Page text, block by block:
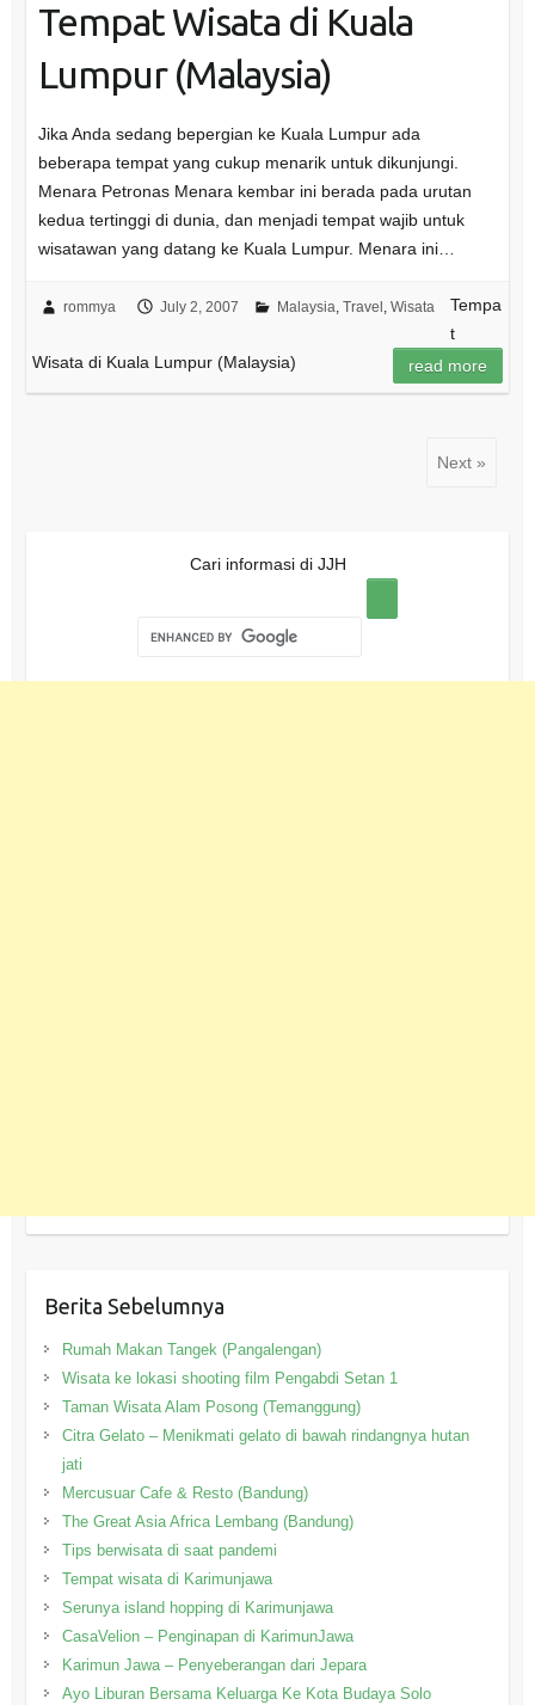
Tempat Wisata di Kuala
Lumpur (Malaysia)
Jika Anda sedang bepergian ke Kuala Lumpur ada
beberapa tempat yang cukup menarik untuk dikunjungi.
Menara Petronas Menara kembar ini berada pada urutan
kedua tertinggi di dunia, dan menjadi tempat wajib untuk
wisatawan yang datang ke Kuala Lumpur. Menara ini…
rommya July 2, 2007 Malaysia Travel Wisata
Tempa
t
Wisata di Kuala Lumpur (Malaysia)
read more
Next »
Cari informasi di JJH
Berita Sebelumnya
Rumah Makan Tangek (Pangalengan)
Wisata ke lokasi shooting film Pengabdi Setan 1
Taman Wisata Alam Posong (Temanggung)
Citra Gelato – Menikmati gelato di bawah rindangnya hutan
jati
Mercusuar Cafe & Resto (Bandung)
The Great Asia Africa Lembang (Bandung)
Tips berwisata di saat pandemi
Tempat wisata di Karimunjawa
Serunya island hopping di Karimunjawa
CasaVelion – Penginapan di KarimunJawa
Karimun Jawa – Penyeberangan dari Jepara
Ayo Liburan Bersama Keluarga Ke Kota Budaya Solo